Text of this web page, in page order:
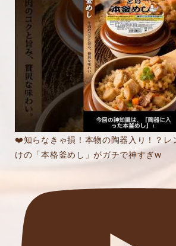
❤️知らなきゃ損！本物の陶器入り！？レ
けの「本格釜めし」がガチで神すぎw